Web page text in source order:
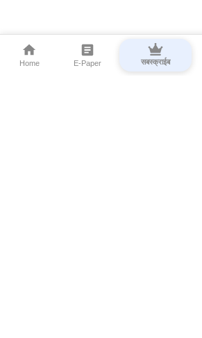
Home E-Paper सबस्क्राईब